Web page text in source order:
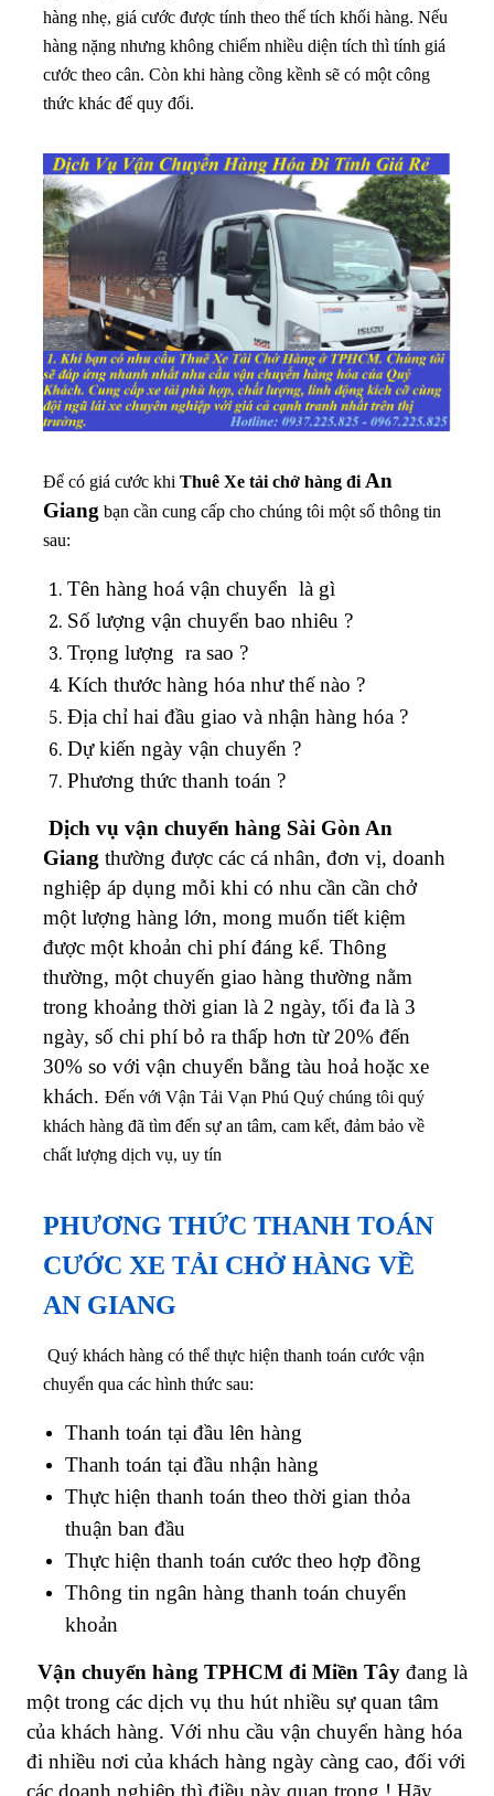
hàng nhẹ, giá cước được tính theo thể tích khối hàng. Nếu
hàng nặng nhưng không chiếm nhiều diện tích thì tính giá
cước theo cân. Còn khi hàng cồng kềnh sẽ có một công
thức khác để quy đổi.
Để có giá cước khi Thuê Xe tải chở hàng đi An
Giang bạn cần cung cấp cho chúng tôi một số thông tin
sau:
Tên hàng hoá vận chuyển là gì
Số lượng vận chuyển bao nhiêu ?
Trọng lượng ra sao ?
Kích thước hàng hóa như thế nào ?
Địa chỉ hai đầu giao và nhận hàng hóa ?
Dự kiến ngày vận chuyển ?
Phương thức thanh toán ?
Dịch vụ vận chuyển hàng Sài Gòn An
Giang thường được các cá nhân, đơn vị, doanh
nghiệp áp dụng mỗi khi có nhu cần cần chở
một lượng hàng lớn, mong muốn tiết kiệm
được một khoản chi phí đáng kể. Thông
thường, một chuyến giao hàng thường nằm
trong khoảng thời gian là 2 ngày, tối đa là 3
ngày, số chi phí bỏ ra thấp hơn từ 20% đến
30% so với vận chuyển bằng tàu hoả hoặc xe
khách. Đến với Vận Tải Vạn Phú Quý chúng tôi quý
khách hàng đã tìm đến sự an tâm, cam kết, đảm bảo về
chất lượng dịch vụ, uy tín
PHƯƠNG THỨC THANH TOÁN
CƯỚC XE TẢI CHỞ HÀNG VỀ
AN GIANG
Quý khách hàng có thể thực hiện thanh toán cước vận
chuyển qua các hình thức sau:
Thanh toán tại đầu lên hàng
Thanh toán tại đầu nhận hàng
Thực hiện thanh toán theo thời gian thỏa
thuận ban đầu
Thực hiện thanh toán cước theo hợp đồng
Thông tin ngân hàng thanh toán chuyển
khoản
Vận chuyển hàng TPHCM đi Miền Tây đang là
một trong các dịch vụ thu hút nhiều sự quan tâm
của khách hàng. Với nhu cầu vận chuyển hàng hóa
đi nhiều nơi của khách hàng ngày càng cao, đối với
các doanh nghiệp thì điều này quan trọng ! Hãy